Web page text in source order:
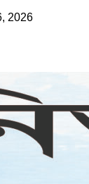
2026